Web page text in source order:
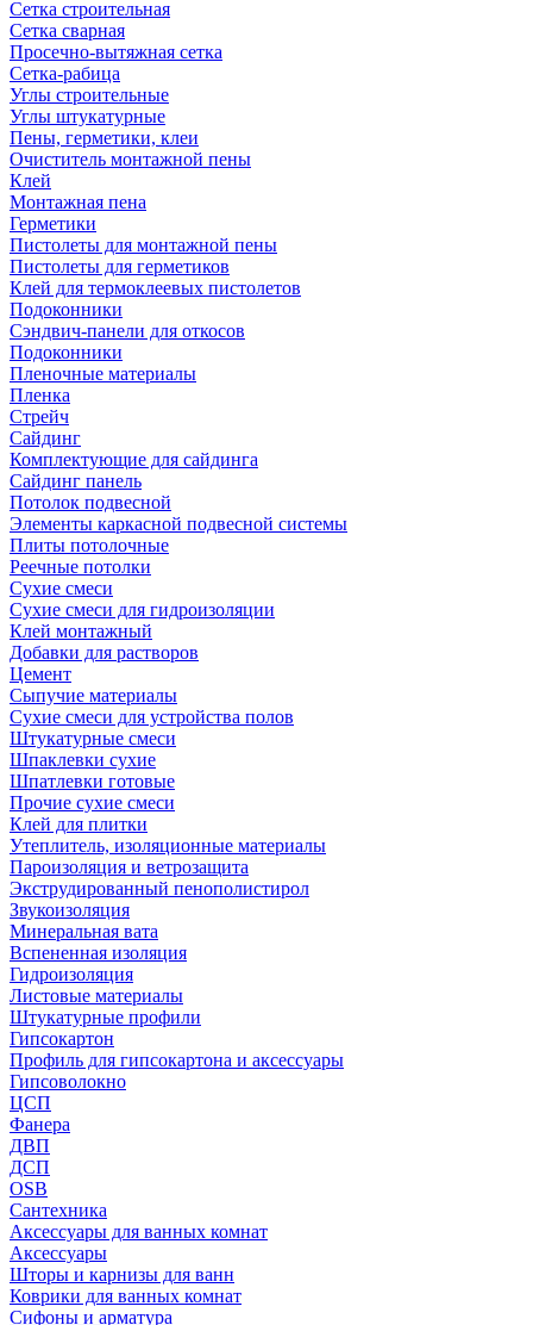
Сетка строительная
Сетка сварная
Просечно-вытяжная сетка
Сетка-рабица
Углы строительные
Углы штукатурные
Пены, герметики, клеи
Очиститель монтажной пены
Клей
Монтажная пена
Герметики
Пистолеты для монтажной пены
Пистолеты для герметиков
Клей для термоклеевых пистолетов
Подоконники
Сэндвич-панели для откосов
Подоконники
Пленочные материалы
Пленка
Стрейч
Сайдинг
Комплектующие для сайдинга
Сайдинг панель
Потолок подвесной
Элементы каркасной подвесной системы
Плиты потолочные
Реечные потолки
Сухие смеси
Сухие смеси для гидроизоляции
Клей монтажный
Добавки для растворов
Цемент
Сыпучие материалы
Сухие смеси для устройства полов
Штукатурные смеси
Шпаклевки сухие
Шпатлевки готовые
Прочие сухие смеси
Клей для плитки
Утеплитель, изоляционные материалы
Пароизоляция и ветрозащита
Экструдированный пенополистирол
Звукоизоляция
Минеральная вата
Вспененная изоляция
Гидроизоляция
Листовые материалы
Штукатурные профили
Гипсокартон
Профиль для гипсокартона и аксессуары
Гипсоволокно
ЦСП
Фанера
ДВП
ДСП
OSB
Сантехника
Аксессуары для ванных комнат
Аксессуары
Шторы и карнизы для ванн
Коврики для ванных комнат
Сифоны и арматура